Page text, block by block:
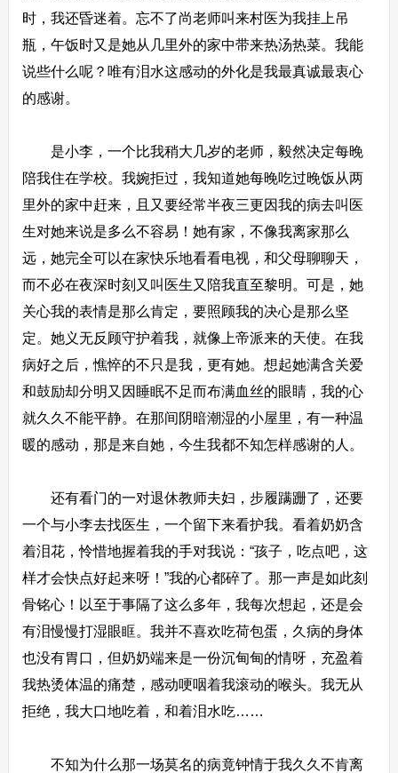
时，我还昏迷着。忘不了尚老师叫来村医为我挂上吊
瓶，午饭时又是她从几里外的家中带来热汤热菜。我能
说些什么呢？唯有泪水这感动的外化是我最真诚最衷心
的感谢。
是小李，一个比我稍大几岁的老师，毅然决定每晚
陪我住在学校。我婉拒过，我知道她每晚吃过晚饭从两
里外的家中赶来，且又要经常半夜三更因我的病去叫医
生对她来说是多么不容易！她有家，不像我离家那么
远，她完全可以在家快乐地看看电视，和父母聊聊天，
而不必在夜深时刻又叫医生又陪我直至黎明。可是，她
关心我的表情是那么肯定，要照顾我的决心是那么坚
定。她义无反顾守护着我，就像上帝派来的天使。在我
病好之后，憔悴的不只是我，更有她。想起她满含关爱
和鼓励却分明又因睡眠不足而布满血丝的眼睛，我的心
就久久不能平静。在那间阴暗潮湿的小屋里，有一种温
暖的感动，那是来自她，今生我都不知怎样感谢的人。
还有看门的一对退休教师夫妇，步履蹒跚了，还要
一个与小李去找医生，一个留下来看护我。看着奶奶含
着泪花，怜惜地握着我的手对我说：“孩子，吃点吧，这
样才会快点好起来呀！”我的心都碎了。那一声是如此刻
骨铭心！以至于事隔了这么多年，我每次想起，还是会
有泪慢慢打湿眼眶。我并不喜欢吃荷包蛋，久病的身体
也没有胃口，但奶奶端来是一份沉甸甸的情呀，充盈着
我热烫体温的痛楚，感动哽咽着我滚动的喉头。我无从
拒绝，我大口地吃着，和着泪水吃……
不知为什么那一场莫名的病竟钟情于我久久不肯离